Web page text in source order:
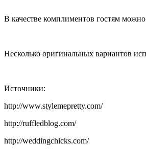
В качестве комплиментов гостям
Несколько оригинальных вариантов
Источники:
http://www.stylemepretty.com/
http://ruffledblog.com/
http://weddingchicks.com/